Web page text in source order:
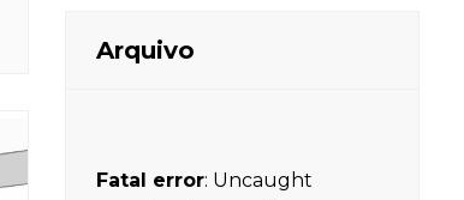
Arquivo
Fatal error: Uncaught